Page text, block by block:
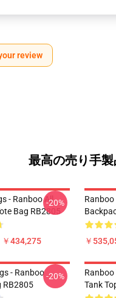
review
最高の売り手
- Ranboo All
Bag RB2805
￥434,275
-20%
Ranboo
￥
- Ranboo
RB2805
-20%
Ranboo
Tank